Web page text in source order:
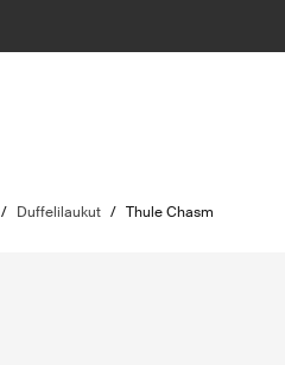
/ Duffelilaukut / Thule Chasm